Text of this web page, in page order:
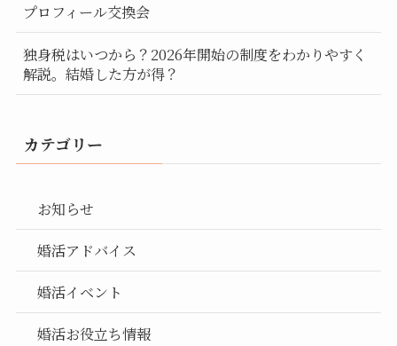
プロフィール交換会
独身税はいつから？2026年開始の制度をわかりやすく
解説。結婚した方が得？
カテゴリー
お知らせ
婚活アドバイス
婚活イベント
婚活お役立ち情報